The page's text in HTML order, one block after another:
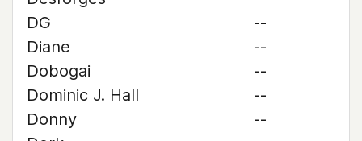
DG
--
Diane
--
Dobogai
--
Dominic J. Hall
--
Donny
--